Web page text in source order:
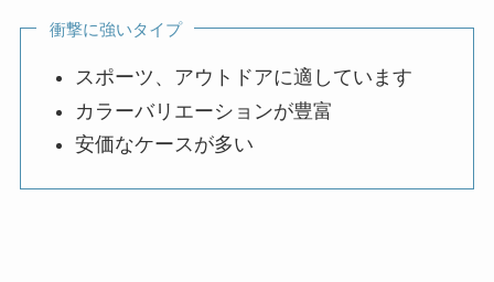
衝撃に強いタイプ
スポーツ、アウトドアに適しています
カラーバリエーションが豊富
安価なケースが多い